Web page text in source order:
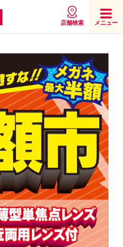
店舗検索 メニュー